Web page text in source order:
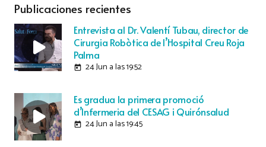
Publicaciones recientes
Entrevista al Dr. Valentí Tubau, director de
Cirurgia Robòtica de l’Hospital Creu Roja
Palma
today 24 Jun a las 19:52
Es gradua la primera promoció
d’Infermeria del CESAG i Quirónsalud
today 24 Jun a las 19:45